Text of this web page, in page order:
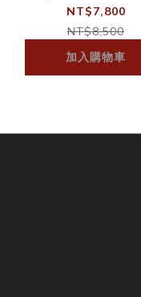
鍵盤 MIDI鍵盤
附打擊版功能
NT$7,800
NT$8,500
加入購物車